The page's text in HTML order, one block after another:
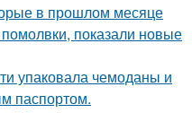
в прошлом месяце
показали новые
упаковала чемоданы и
паспортом.